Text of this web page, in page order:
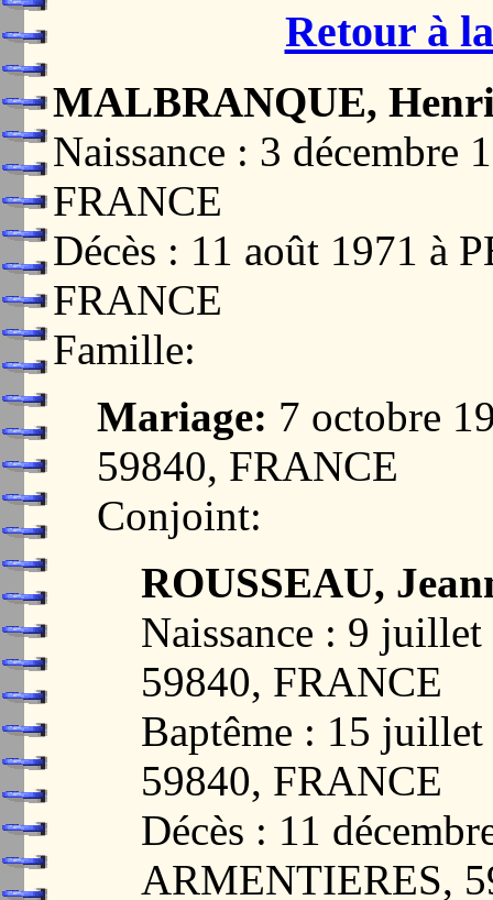
Retour à
MALBRANQUE,
Naissance : 3
FRANCE
Décès : 11 août 1971 à
FRANCE
Famille:
Mariage: 7 octobre
59840, FRANCE
Conjoint:
ROUSSEAU,
Naissance : 9
59840, FRANCE
Baptême : 15
59840, FRANCE
Décès : 11
ARMENTIERES,